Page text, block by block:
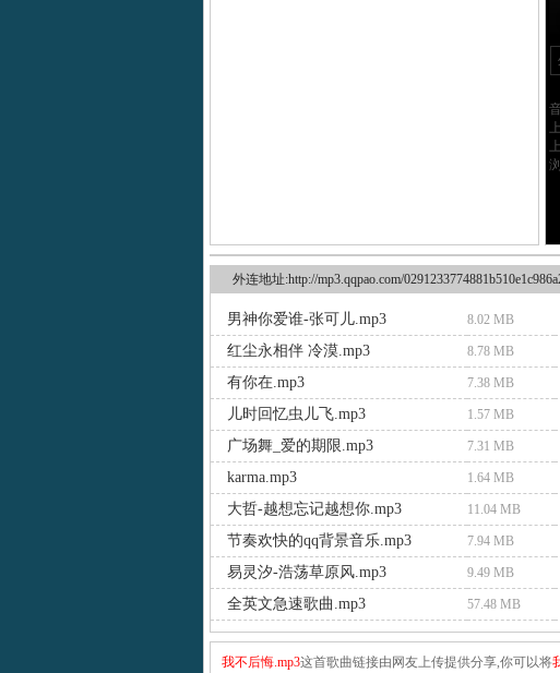
外连地址:http://mp3.qqpao.com/
男神你爱谁-张可儿.mp3 8.02 MB
红尘永相伴 冷漠.mp3 8.78 MB
有你在.mp3 7.38 MB
儿时回忆虫儿飞.mp3 1.57 MB
广场舞_爱的期限.mp3 7.31 MB
karma.mp3 1.64 MB
大哲-越想忘记越想你.mp3 11.04 MB
节奏欢快的qq背景音乐.mp3 7.94 MB
易灵汐-浩荡草原风.mp3 9.49 MB
全英文急速歌曲.mp3 57.48 MB
我不后悔.mp3这首歌曲链接由网友上传提供分享,你可以将